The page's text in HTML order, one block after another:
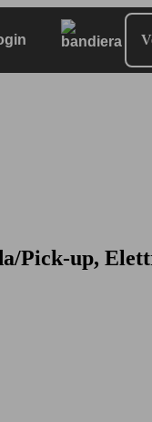
Pick-up,